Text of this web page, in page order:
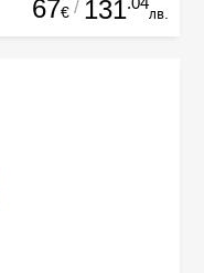
67€ / 131 лв.